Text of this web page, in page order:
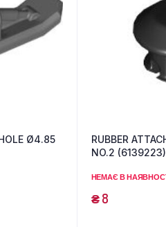
Ø4.85
RUBBER
NO.2
НЕМАЄ В
₴8